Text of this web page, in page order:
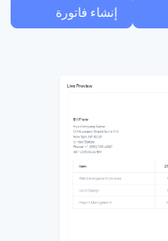
إنشاء فاتورة